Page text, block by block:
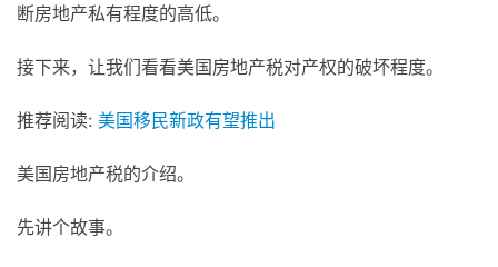
断房地产私有程度的高低。
接下来，让我们看看美国房地产税对产权的破坏程度。
推荐阅读: 美国移民新政有望推出
美国房地产税的介绍。
先讲个故事。